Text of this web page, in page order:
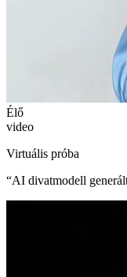
Élő
video
Virtuális próba
“AI divatmodell